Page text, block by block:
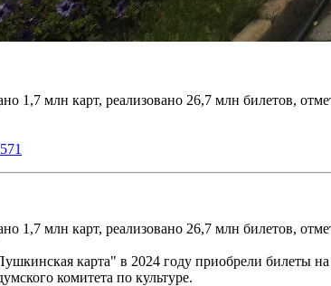
1,7 млн карт, реализовано 26,7 млн билетов,
1,7 млн карт, реализовано 26,7 млн билетов,
карта" в 2024 году приобрели билеты
комитета по культуре.